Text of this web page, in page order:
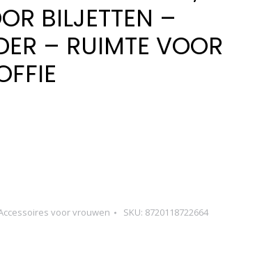
BILJETTEN –
– RUIMTE VOOR
voor vrouwen SKU: 8720118722664